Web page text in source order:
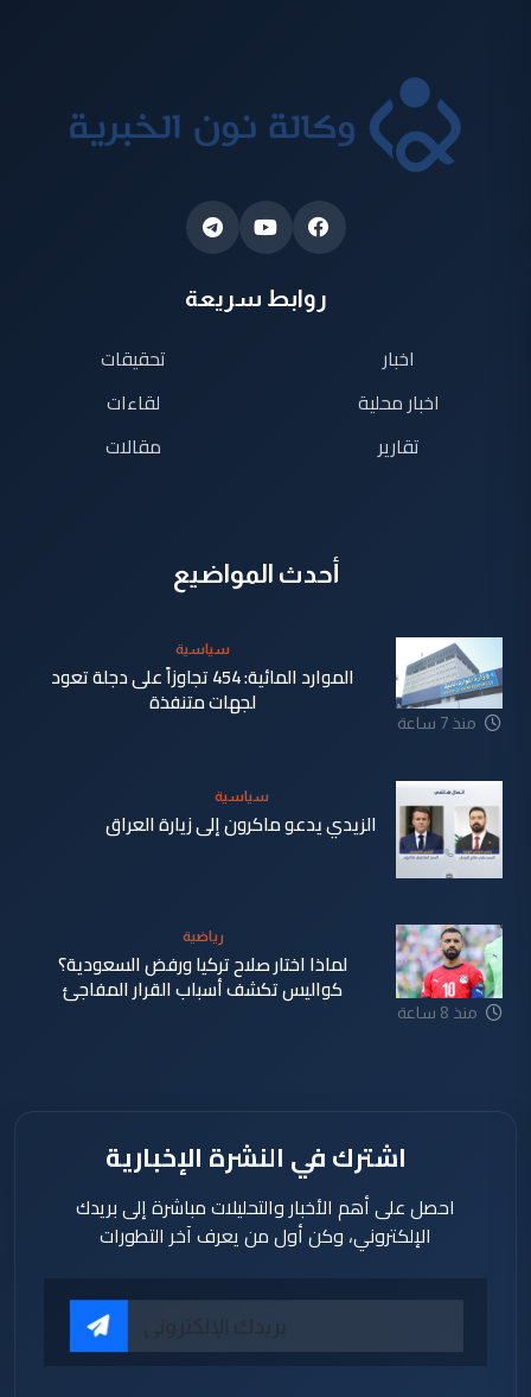
روابط سريعة
اخبار
اخبار محلية
تقارير
تحقيقات
لقاءات
مقالات
أحدث المواضيع
منذ 7 ساعة
سياسية
الموارد المائية: 454 تجاوزاً على دجلة تعود
لجهات متنفذة
سياسية
الزيدي يدعو ماكرون إلى زيارة العراق
منذ 8 ساعة
رياضية
لماذا اختار صلاح تركيا ورفض السعودية؟
كواليس تكشف أسباب القرار المفاجئ
اشترك في النشرة الإخبارية
احصل على أهم الأخبار والتحليلات مباشرة إلى بريدك
الإلكتروني، وكن أول من يعرف آخر التطورات